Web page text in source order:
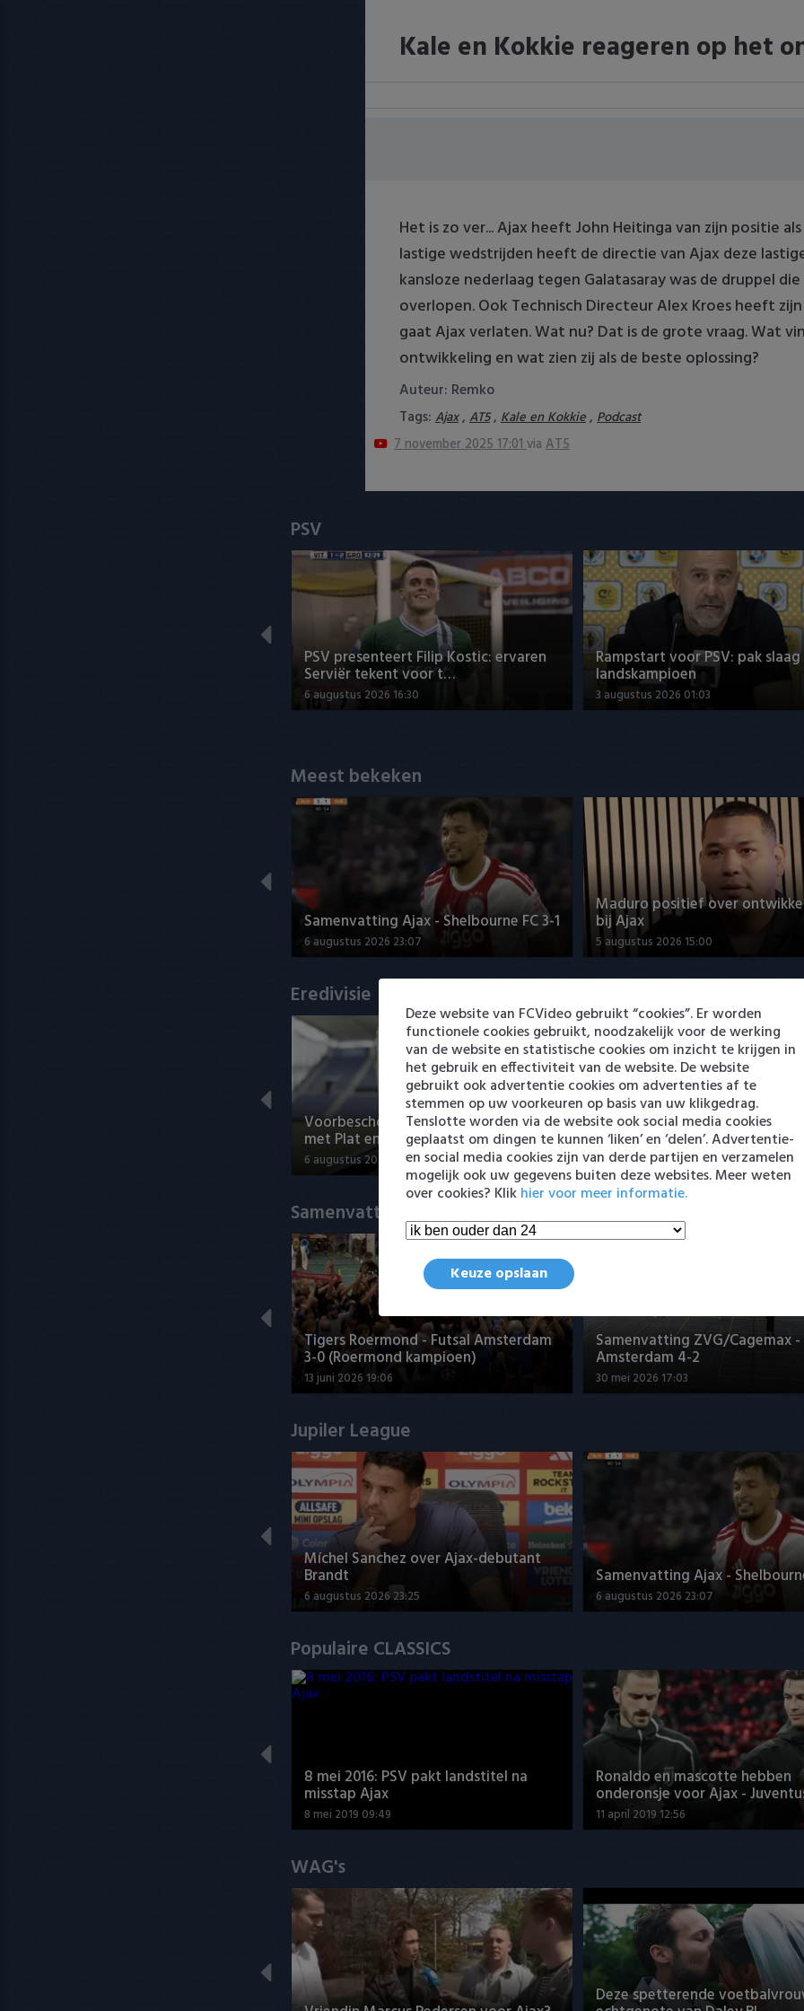
Kale en Kokkie reageren op het
Het is zo ver... Ajax heeft John Heitinga van zijn positie
lastige wedstrijden heeft de directie van Ajax deze
kansloze nederlaag tegen Galatasaray was de druppel
overlopen. Ook Technisch Directeur Alex Kroes heeft
gaat Ajax verlaten. Wat nu? Dat is de grote vraag. Wat
ontwikkeling en wat zien zij als de beste oplossing?
Auteur: Remko
Tags: Ajax, AT5, Kale en Kokkie, Podcast
7 november 2025 17:01via AT5
PSV
PSV presenteert Filip Kostic: ervaren
Serviër tekent voor t…
6 augustus 2026 16:30
Rampstart voor PSV: pak
landskampioen
3 augustus 2026 01:03
Meest bekeken
Samenvatting Ajax - Shelbourne FC 3-1
6 augustus 2026 23:07
Maduro positief over
bij Ajax
5 augustus 2026 15:00
Eredivisie
Voorbeschouwing Cambuur-Excelsior
met Plat en El Arguioui
6 augustus 2026 18:49
PSV presenteert Filip Kostic:
Serviër tekent voor t…
6 augustus 2026 16:30
Samenvattingen Eredivisie
Tigers Roermond - Futsal Amsterdam
3-0 (Roermond kampioen)
13 juni 2026 19:06
Samenvatting ZVG/Cagemax -
Amsterdam 4-2
30 mei 2026 17:03
Jupiler League
Míchel Sanchez over Ajax-debutant
Brandt
6 augustus 2026 23:25
Samenvatting Ajax -
6 augustus 2026 23:07
Populaire CLASSICS
8 mei 2016: PSV pakt landstitel na
misstap Ajax
8 mei 2019 09:49
Ronaldo en mascotte hebben
onderonsje voor Ajax -
11 april 2019 12:56
WAG's
Deze spetterende
Deze website van FCVideo gebruikt “cookies”. Er worden
functionele cookies gebruikt, noodzakelijk voor de werking
van de website en statistische cookies om inzicht te krijgen in
het gebruik en effectiviteit van de website. De website
gebruikt ook advertentie cookies om advertenties af te
stemmen op uw voorkeuren op basis van uw klikgedrag.
Tenslotte worden via de website ook social media cookies
geplaatst om dingen te kunnen ‘liken’ en ‘delen’. Advertentie-
en social media cookies zijn van derde partijen en verzamelen
mogelijk ook uw gegevens buiten deze websites. Meer weten
over cookies? Klikhier voor meer informatie.
Keuze opslaan